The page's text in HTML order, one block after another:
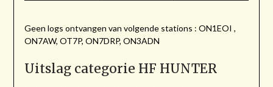
Geen logs ontvangen van volgende stations : ON1EOI ,
ON7AW, OT7P, ON7DRP, ON3ADN
Uitslag categorie HF HUNTER